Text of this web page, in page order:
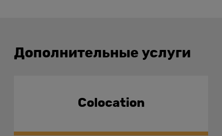
Дополнительные услуги
Colocation